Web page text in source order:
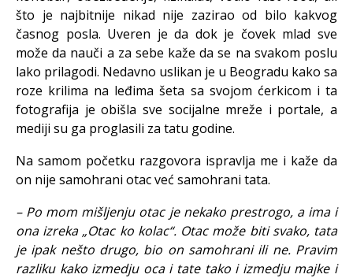
što je najbitnije nikad nije zazirao od bilo kakvog
časnog posla. Uveren je da dok je čovek mlad sve
može da nauči a za sebe kaže da se na svakom poslu
lako prilagodi. Nedavno uslikan je u Beogradu kako sa
roze krilima na leđima šeta sa svojom ćerkicom i ta
fotografija je obišla sve socijalne mreže i portale, a
mediji su ga proglasili za tatu godine.
Na samom početku razgovora ispravlja me i kaže da
on nije samohrani otac već samohrani tata.
– Po mom mišljenju otac je nekako prestrogo, a ima i
ona izreka „Otac ko kolac“. Otac može biti svako, tata
je ipak nešto drugo, bio on samohrani ili ne. Pravim
razliku kako izmedju oca i tate tako i izmedju majke i